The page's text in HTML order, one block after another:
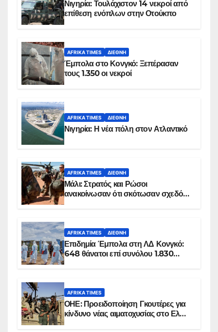
Νιγηρία: Τουλάχιστον 14 νεκροί από
επίθεση ενόπλων στην Οτούκπο
AFRIKA TIMES ΔΙΕΘΝΉ
Έμπολα στο Κονγκό: Ξεπέρασαν
τους 1.350 οι νεκροί
AFRIKA TIMES ΔΙΕΘΝΉ
Νιγηρία: Η νέα πόλη στον Ατλαντικό
AFRIKA TIMES ΔΙΕΘΝΉ
Μάλι: Στρατός και Ρώσοι
ανακοίνωσαν ότι σκότωσαν σχεδόν
AFRIKA TIMES ΔΙΕΘΝΉ
Επιδημία Έμπολα στη ΛΔ Κονγκό:
648 θάνατοι επί συνόλου 1.830
AFRIKA TIMES
ΟΗΕ: Προειδοποίηση Γκουτέρες για
κίνδυνο νέας αιματοχυσίας στο Ελ